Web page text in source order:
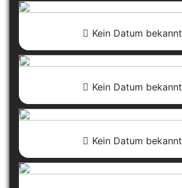
Kein Datum bekannt
Kein Datum bekannt
Kein Datum bekannt